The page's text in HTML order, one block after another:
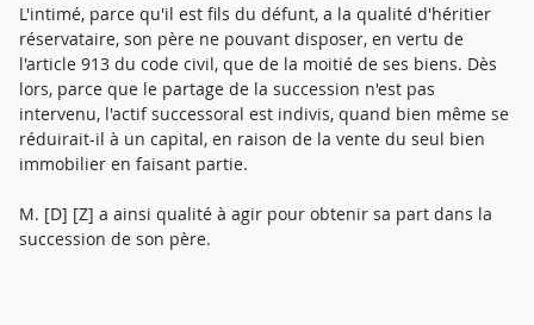
L'intimé, parce qu'il est fils du défunt, a la qualité d'héritier
réservataire, son père ne pouvant disposer, en vertu de
l'article 913 du code civil, que de la moitié de ses biens. Dès
lors, parce que le partage de la succession n'est pas
intervenu, l'actif successoral est indivis, quand bien même se
réduirait-il à un capital, en raison de la vente du seul bien
immobilier en faisant partie.
M. [D] [Z] a ainsi qualité à agir pour obtenir sa part dans la
succession de son père.